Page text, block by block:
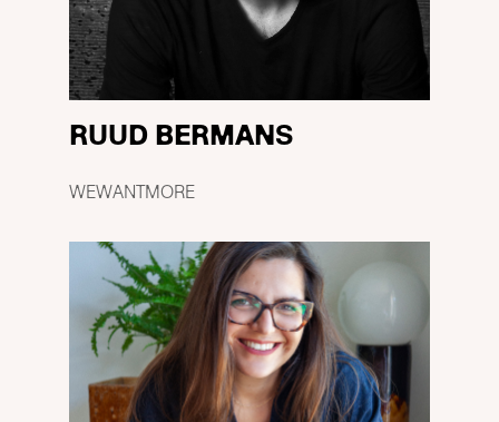
RUUD BERMANS
WEWANTMORE